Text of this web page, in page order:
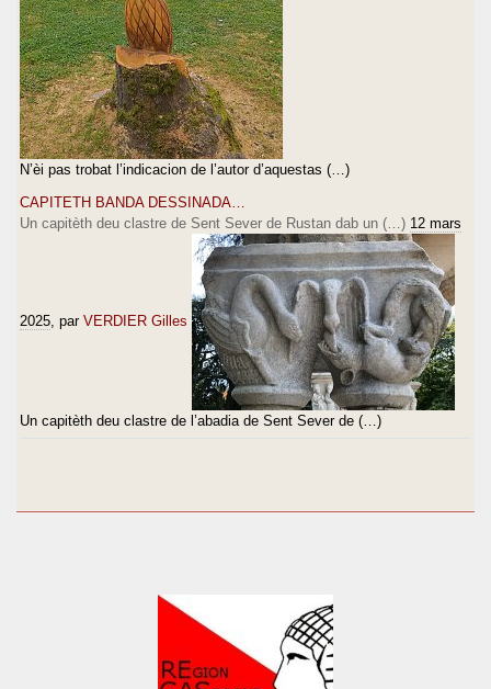
N’èi pas trobat l’indicacion de l’autor d’aquestas (…)
CAPITETH BANDA DESSINADA…
Un capitèth deu clastre de Sent Sever de Rustan dab un (…) 12 mars
2025 , par VERDIER Gilles
Un capitèth deu clastre de l’abadia de Sent Sever de (…)